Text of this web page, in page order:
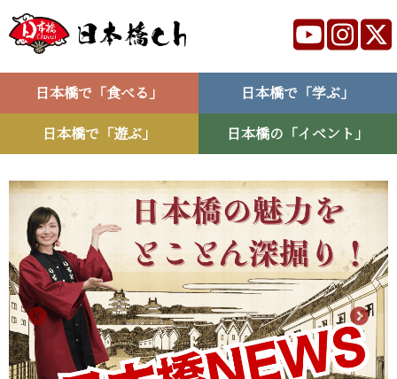
日本橋で「食べる」
日本橋で「学ぶ」
日本橋で「遊ぶ」
日本橋の「イベント」